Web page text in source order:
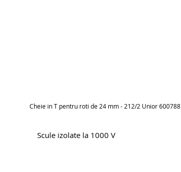
Cheie in T pentru roti de 24 mm - 212/2 Unior 600788
Scule izolate la 1000 V